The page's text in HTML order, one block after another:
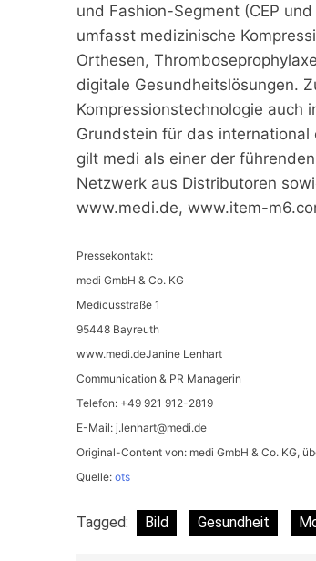
und Fashion-Segment (CEP
umfasst medizinische
Orthesen,
digitale Gesundheitslösungen.
Kompressionstechnologie auch
Grundstein für das
gilt medi als einer der
Netzwerk aus Distributoren
www.medi.de, www.item-
Pressekontakt:
medi GmbH & Co. KG
Medicusstraße 1
95448 Bayreuth
www.medi.deJanine Lenhart
Communication & PR Managerin
Telefon: +49 921 912-2819
E-Mail: j.lenhart@medi.de
Original-Content von: medi GmbH & Co. KG,
Quelle: ots
Tagged: Bild Gesundheit